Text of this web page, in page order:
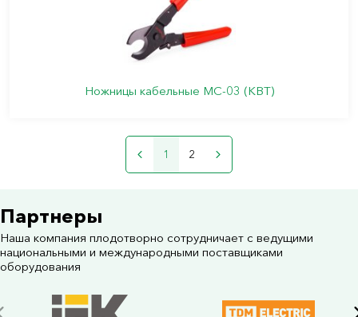
Ножницы кабельные МС-03 (КВТ)
1 2
Партнеры
Наша компания плодотворно сотрудничает с ведущими
национальными и международными поставщиками
оборудования